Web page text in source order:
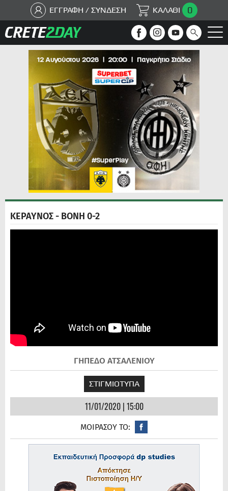
ΕΓΓΡΑΦΗ / ΣΥΝΔΕΣΗ ΚΑΛΑΘΙ 0
ΚΕΡΑΥΝΟΣ - ΒΟΝΗ 0-2
ΓΗΠΕΔΟ ΑΤΣΑΛΕΝΙΟΥ
ΣΤΙΓΜΙΟΤΥΠΑ
11/01/2020 | 15:00
ΜΟΙΡΑΣΟΥ ΤΟ: